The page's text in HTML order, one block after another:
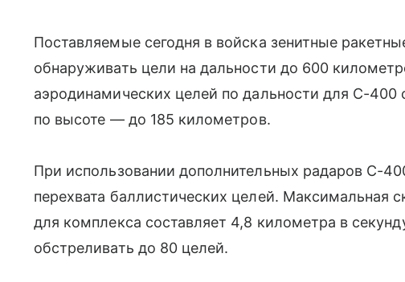
Поставляемые сегодня в войска зенитные
обнаруживать цели на дальности до 600
аэродинамических целей по дальности для С-400
по высоте — до 185 километров.
При использовании дополнительных радаров С-
перехвата баллистических целей. Максимальная
для комплекса составляет 4,8 километра в
обстреливать до 80 целей.